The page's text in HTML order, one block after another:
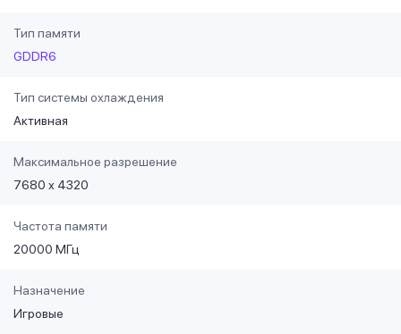
Тип памяти
GDDR6
Тип системы охлаждения
Активная
Максимальное разрешение
7680 х 4320
Частота памяти
20000 МГц
Назначение
Игровые